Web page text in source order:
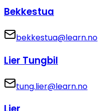
Bekkestua
bekkestua@learn.no
Lier Tungbil
tung.lier@learn.no